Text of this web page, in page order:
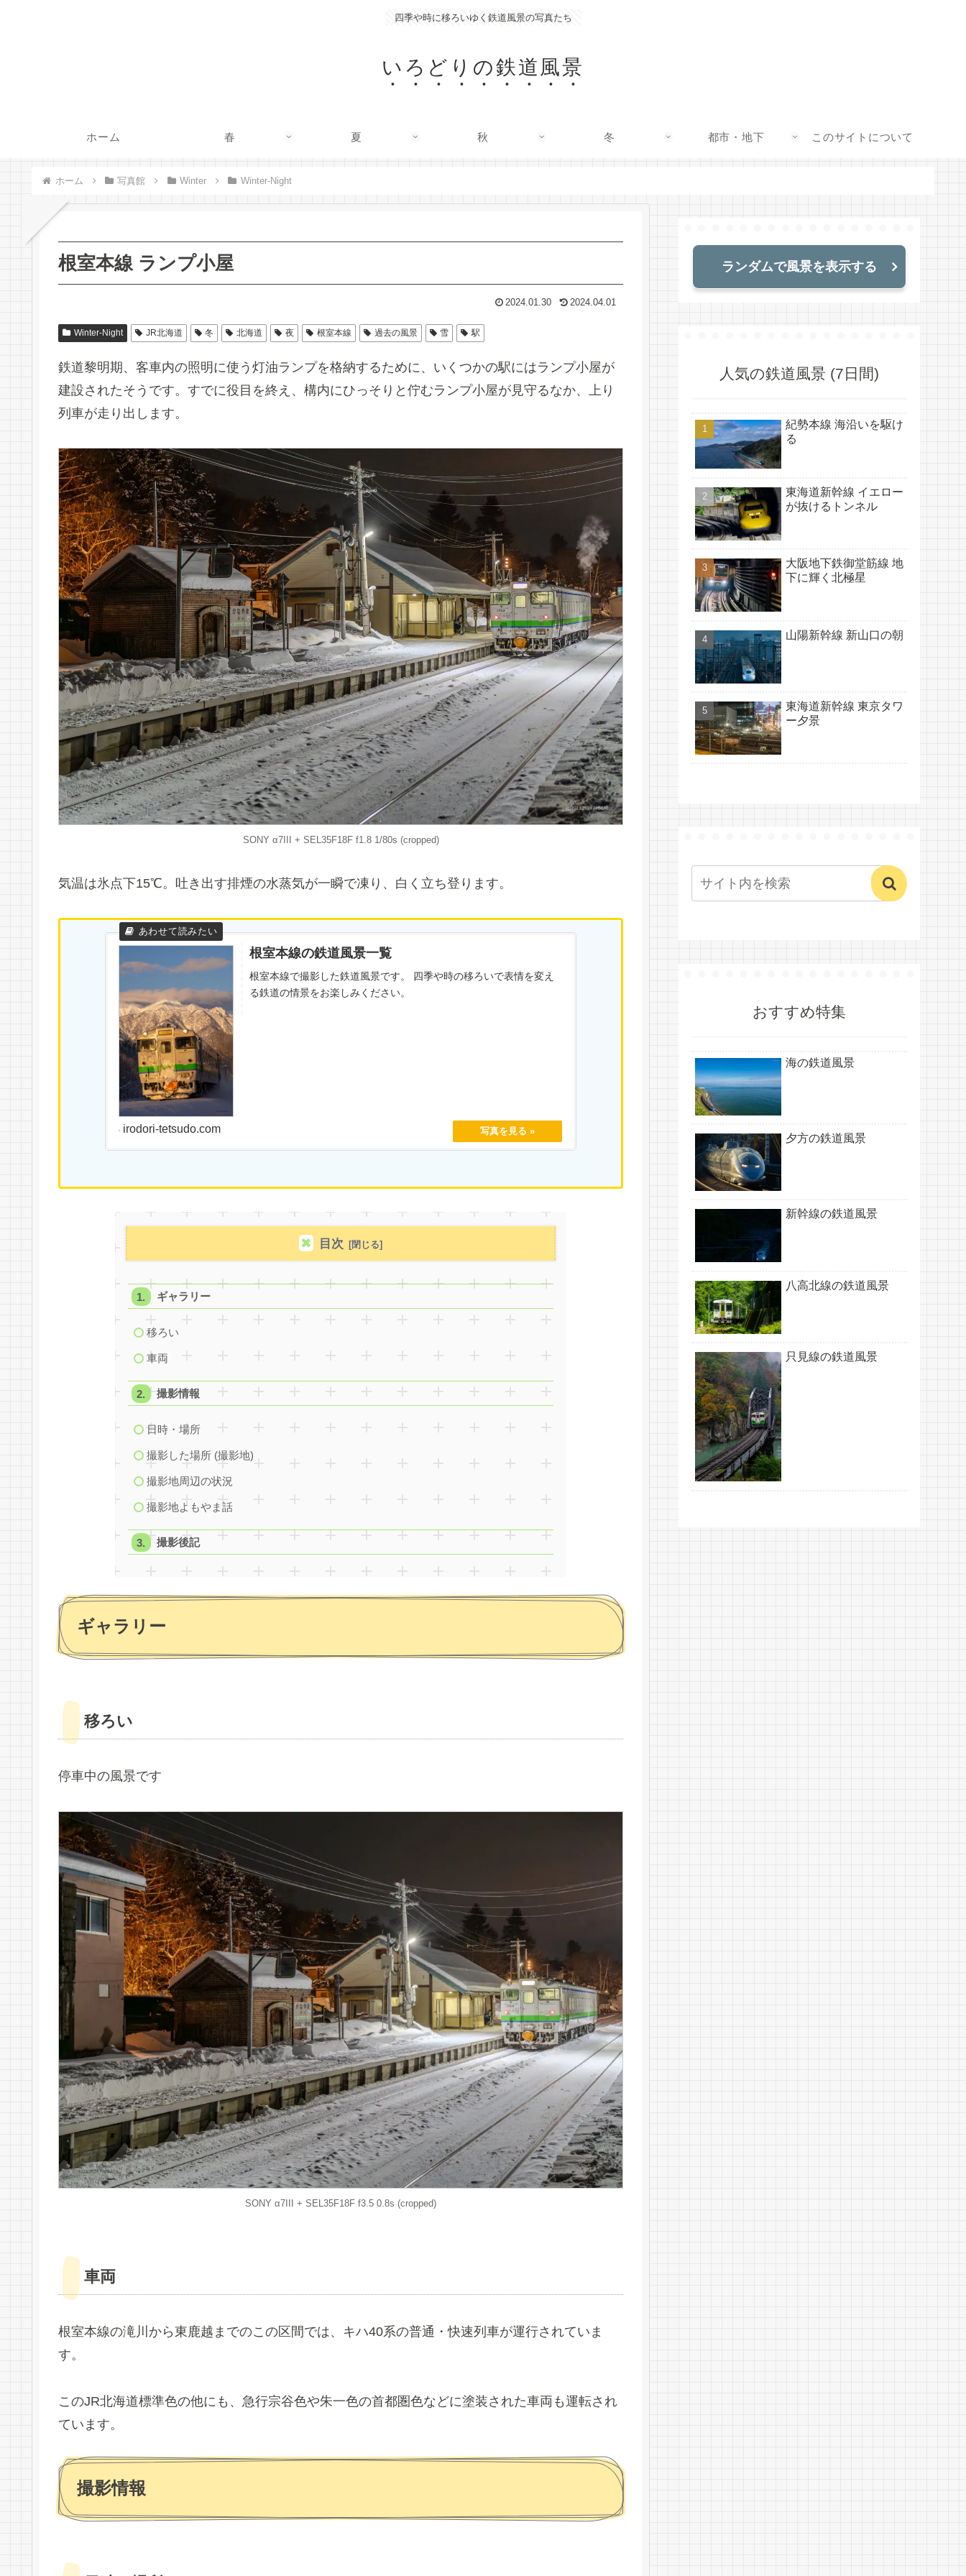
四季や時に移ろいゆく鉄道風景の写真たち
いろどりの鉄道風景
ホーム 春 夏 秋 冬 都市・地下 このサイトについて
ホーム 写真館 Winter Winter-Night
根室本線 ランプ小屋
2024.01.30 2024.04.01
Winter-Night JR北海道 冬 北海道 夜 根室本線 過去の風景 雪 駅
鉄道黎明期、客車内の照明に使う灯油ランプを格納するために、いくつかの駅にはランプ小屋が
建設されたそうです。すでに役目を終え、構内にひっそりと佇むランプ小屋が見守るなか、上り
列車が走り出します。
SONY α7III + SEL35F18F f1.8 1/80s (cropped)
気温は氷点下15℃。吐き出す排煙の水蒸気が一瞬で凍り、白く立ち登ります。
根室本線の鉄道風景一覧
根室本線で撮影した鉄道風景です。 四季や時の移ろいで表情を変え
る鉄道の情景をお楽しみください。
irodori-tetsudo.com
目次
ギャラリー
移ろい
車両
撮影情報
日時・場所
撮影した場所 (撮影地)
撮影地周辺の状況
撮影地よもやま話
撮影後記
ギャラリー
移ろい
停車中の風景です
SONY α7III + SEL35F18F f3.5 0.8s (cropped)
車両
根室本線の滝川から東鹿越までのこの区間では、キハ40系の普通・快速列車が運行されていま
す。
このJR北海道標準色の他にも、急行宗谷色や朱一色の首都圏色などに塗装された車両も運転され
ています。
撮影情報
ランダムで風景を表示する
人気の鉄道風景 (7日間)
紀勢本線 海沿いを駆け
る
東海道新幹線 イエロー
が抜けるトンネル
大阪地下鉄御堂筋線 地
下に輝く北極星
山陽新幹線 新山口の朝
東海道新幹線 東京タワ
ー夕景
おすすめ特集
海の鉄道風景
夕方の鉄道風景
新幹線の鉄道風景
八高北線の鉄道風景
只見線の鉄道風景